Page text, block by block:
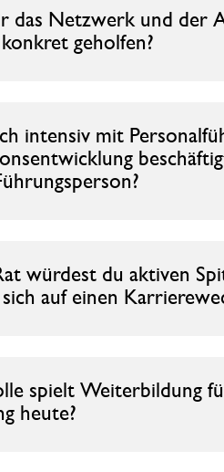
das Netzwerk und der
geholfen?
intensiv mit
würdest du aktiven
auf einen
spielt Weiterbildung
heute?